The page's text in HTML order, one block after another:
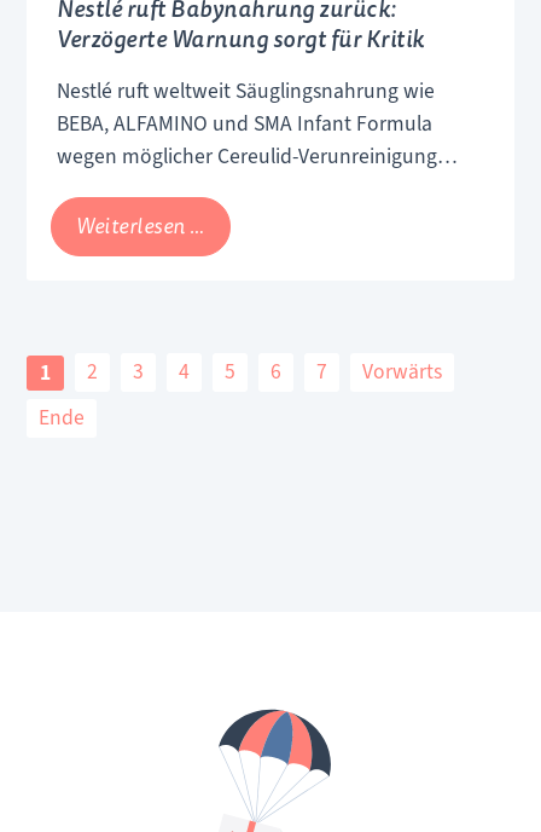
Nestlé ruft Babynahrung zurück:
Verzögerte Warnung sorgt für Kritik
Nestlé ruft weltweit Säuglingsnahrung wie
BEBA, ALFAMINO und SMA Infant Formula
wegen möglicher Cereulid-Verunreinigung
Weiterlesen … Nestlé
ruft
Verzögerte
1 2 3 4 5 6 7
Vorwärts
Ende